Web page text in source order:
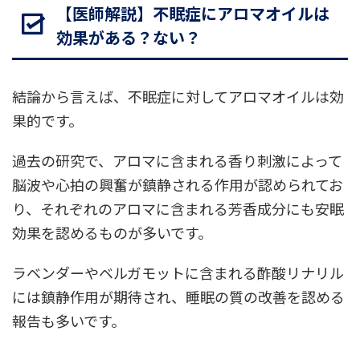
【医師解説】不眠症にアロマオイルは
効果がある？ない？
結論から言えば、 不眠症に対してアロマオイルは効
果的です。
過去の研究で、アロマに含まれる香り刺激によって
脳波や心拍の興奮が鎮静される作用が認められてお
り、それぞれのアロマに含まれる芳香成分にも安眠
効果を認めるものが多いです。
ラベンダーやベルガモットに含まれる酢酸リナリル
には鎮静作用が期待され、睡眠の質の改善を認める
報告も多いです。